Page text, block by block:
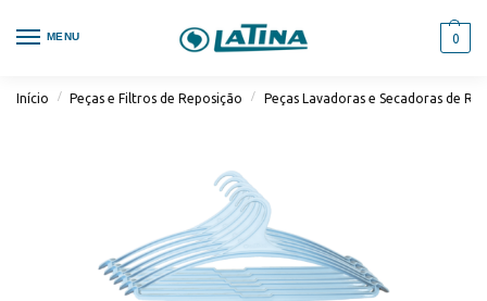
MENU 0
Início / Peças e Filtros de Reposição / Peças Lavadoras e Secadoras de